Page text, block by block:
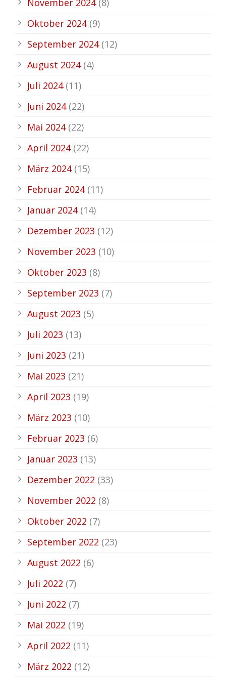
Oktober 2024(9)
September 2024(12)
August 2024(4)
Juli 2024(11)
Juni 2024(22)
Mai 2024(22)
April 2024(22)
März 2024(15)
Februar 2024(11)
Januar 2024(14)
Dezember 2023 (12)
November 2023 (10)
Oktober 2023 (8)
September 2023 (7)
August 2023 (5)
Juli 2023 (13)
Juni 2023 (21)
Mai 2023 (21)
April 2023 (19)
März 2023 (10)
Februar 2023 (6)
Januar 2023 (13)
Dezember 2022 (33)
November 2022 (8)
Oktober 2022 (7)
September 2022 (23)
August 2022 (6)
Juli 2022 (7)
Juni 2022 (7)
Mai 2022 (19)
April 2022 (11)
März 2022 (12)